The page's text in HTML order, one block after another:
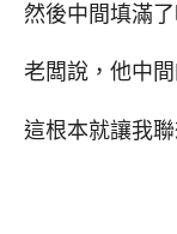
然後中間填滿
老闆說，他中
這根本就讓我